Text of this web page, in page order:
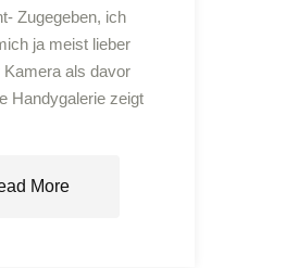
Zugegeben, ich
ja meist lieber
Kamera als davor
Handygalerie zeigt
More